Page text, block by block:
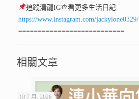
追蹤清龍IG查看更多生活日記
https://www.instagram.com/jackylone0329/
===========================
相關文章
10 7 月, 2026